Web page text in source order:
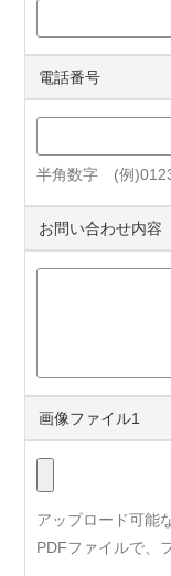
電話番号
半角数字 (例
お問い合わせ内容
画像ファイル1
アップロード可能
PDFファイルで、